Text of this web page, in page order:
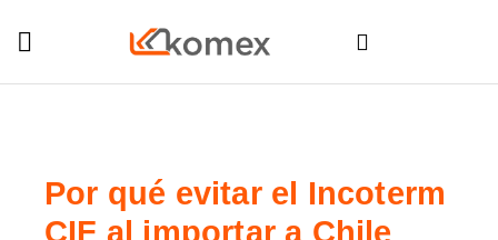
Por qué evitar el Incoterm
CIF al importar a Chile